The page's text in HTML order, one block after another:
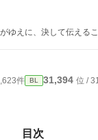
ゆえに、決して伝える
件 BL 31,394 位 /
目次